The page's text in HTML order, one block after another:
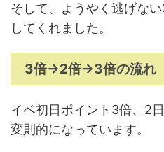
そして、ようやく逃げな
してくれました。
3倍→2倍→3倍の流れ
イベ初日ポイント3倍、2
変則的になっています。